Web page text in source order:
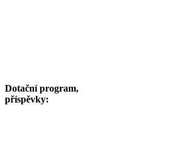
Dotační program,
příspěvky: